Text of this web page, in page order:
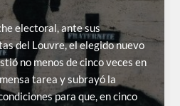
electoral, ante sus
del Louvre, el elegido nuevo
no menos de cinco veces en
tarea y subrayó la
para que, en cinco